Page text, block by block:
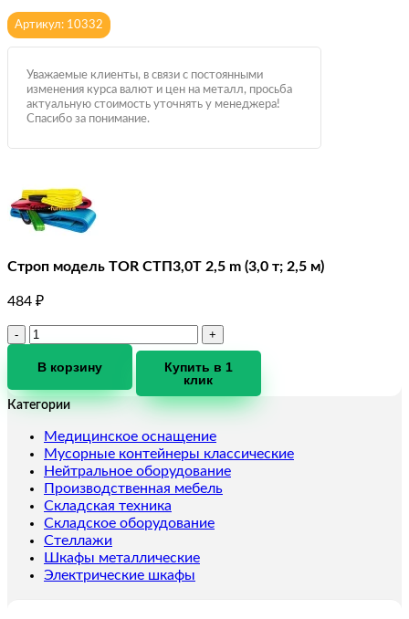
Артикул: 10332
Уважаемые клиенты, в связи с постоянными
изменения курса валют и цен на металл, просьба
актуальную стоимость уточнять у менеджера!
Спасибо за понимание.
Строп модель TOR СТП3,0T 2,5 m (3,0 т; 2,5 м)
484 ₽
Количество
Строп
TOR
2,5
m
(3,0
т;
2,5
м)
В корзину
Купить в 1
клик
Категории
Медицинское оснащение
Мусорные контейнеры классические
Нейтральное оборудование
Производственная мебель
Складская техника
Складское оборудование
Стеллажи
Шкафы металлические
Электрические шкафы